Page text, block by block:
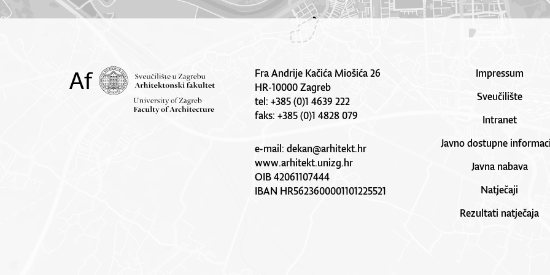
Fra Andrije Kačića Miošića 26
HR-10000 Zagreb
tel: +385 (0)1 4639 222
faks: +385 (0)1 4828 079
e-mail:dekan@arhitekt.hr
www.arhitekt.unizg.hr
OIB 42061107444
IBAN HR5623600001101225521
Impressum
Sveučilište
Intranet
Javno dostupne
Javna nabava
Natječaji
Rezultati natječaja